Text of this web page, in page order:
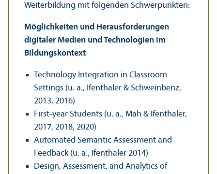
Weiterbildung mit folgenden Schwerpunkten:
Möglichkeiten und Herausforderungen
digitaler Medien und Technologien im
Bildungs­kontext
Technology Integration in Classroom
Settings (u. a., Ifenthaler & Schweinbenz,
2013, 2016)
First-year Students (u. a., Mah & Ifenthaler,
2017, 2018, 2020)
Automated Semantic Assessment and
Feedback (u. a., Ifenthaler 2014)
Design, Assessment, and Analytics of